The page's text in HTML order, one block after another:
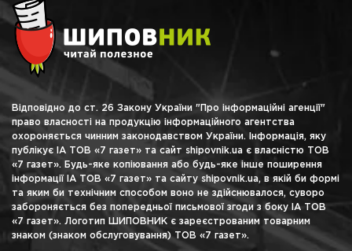
Відповідно до ст. 26 Закону України "Про інформаційні агенції"
право власності на продукцію інформаційного агентства
охороняється чинним законодавством України. Інформація, яку
публікує ІА ТОВ «7 газет» та сайт shipovnik.ua є власністю ТОВ
«7 газет». Будь-яке копіювання або будь-яке інше поширення
інформації ІА ТОВ «7 газет» та сайту shipovnik.ua, в якій би формі
та яким би технічним способом воно не здійснювалося, суворо
забороняється без попередньої письмової згоди з боку ІА ТОВ
«7 газет». Логотип ШИПОВНИК є зареєстрованим товарним
знаком (знаком обслуговування) ТОВ «7 газет».